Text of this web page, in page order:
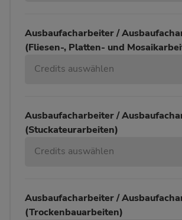
Ausbaufacharbeiter /
(Fliesen-, Platten- und
Credits auswählen
Ausbaufacharbeiter /
(Stuckateurarbeiten)
Credits auswählen
Ausbaufacharbeiter /
(Trockenbauarbeiten)